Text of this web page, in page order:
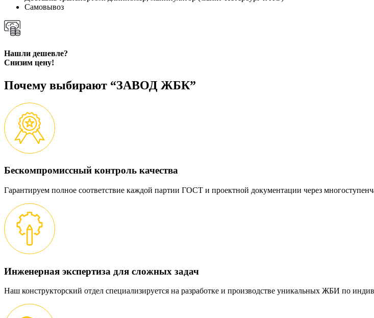
Самовывоз
Нашли дешевле?
Снизим цену!
Почему выбирают “ЗАВОД ЖБК”
Бескомпромиссный контроль качества
Гарантируем полное соответствие каждой партии ГОСТ и проектной документации через
Инженерная экспертиза для сложных задач
Наш конструкторский отдел специализируется на разработке и производстве уникальных ЖБИ по